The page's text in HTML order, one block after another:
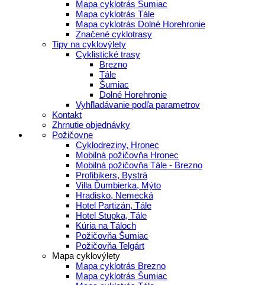
Mapa cyklotrás Šumiac
Mapa cyklotrás Tále
Mapa cyklotrás Dolné Horehronie
Značené cyklotrasy
Tipy na cyklovýlety
Cyklistické trasy
Brezno
Tále
Šumiac
Dolné Horehronie
Vyhľladávanie podľa parametrov
Kontakt
Zhrnutie objednávky
Požičovne
Cyklodreziny, Hronec
Mobilná požičovňa Hronec
Mobilná požičovňa Tále - Brezno
Profibikers, Bystrá
Villa Ďumbierka, Mýto
Hradisko, Nemecká
Hotel Partizán, Tále
Hotel Stupka, Tále
Kúria na Táloch
Požičovňa Šumiac
Požičovňa Telgárt
Mapa cyklovýlety
Mapa cyklotrás Brezno
Mapa cyklotrás Šumiac